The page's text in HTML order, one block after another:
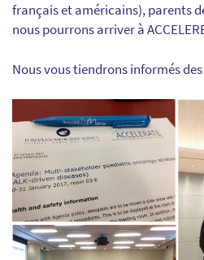
français et américains), parents
nous pourrons arriver à
Nous vous tiendrons informés